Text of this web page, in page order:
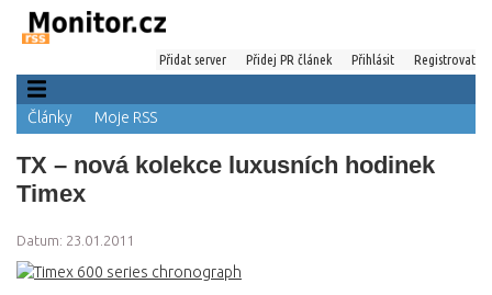
Přidat server Přidej PR článek Přihlásit Registrovat
Články Moje RSS
TX – nová kolekce luxusních hodinek
Timex
Datum: 23.01.2011